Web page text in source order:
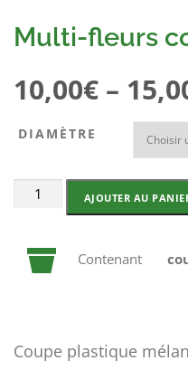
Multi-fleurs
10,00€ –
DIAMÈTRE
quantité
Multi-
fleurs
AJOUTER AU
Contenant
Coupe plastique